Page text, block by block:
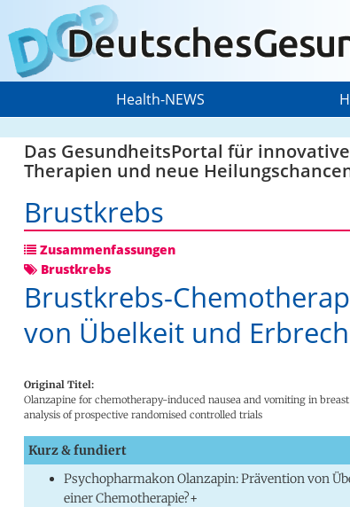
Health-NEWS
Das GesundheitsPortal für
Therapien und neue
Brustkrebs
Zusammenfassungen
Brustkrebs
Brustkrebs-
von Übelkeit und
Original Titel:
Olanzapine for chemotherapy-induced nausea and vomiting in
analysis of prospective randomised controlled trials
Kurz & fundiert
Psychopharmakon Olanzapin: Prävention von
einer Chemotherapie?+